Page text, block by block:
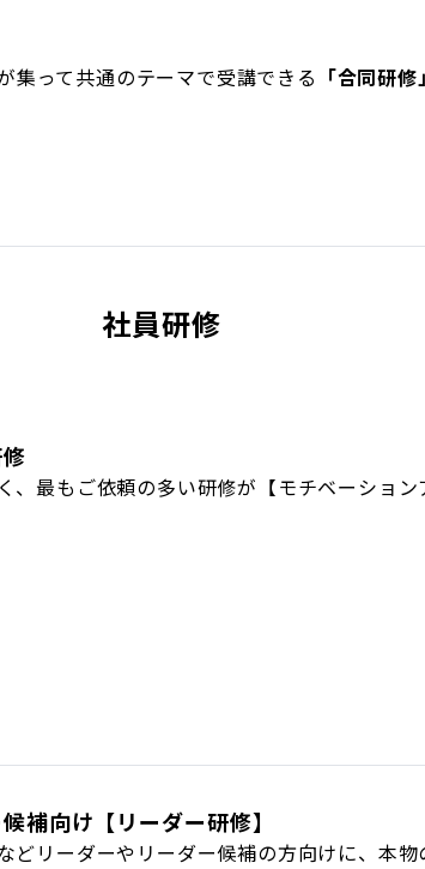
集って共通のテーマで受講できる 「合同研修」
社員研修
、最もご依頼の多い研修が【モチベーション
補向け【リーダー研修】
どリーダーやリーダー候補の方向けに、本